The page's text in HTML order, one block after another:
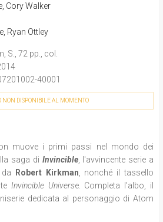
Cory Walker
Ryan Ottley
S., 72 pp., col.
40001
NON DISPONIBILE AL MOMENTO
muove i primi passi nel mondo dei
saga di Invincible, l'avvincente serie a
Robert Kirkman , nonché il tassello
Invincible Universe. Completa l'albo, il
dedicata al personaggio di Atom